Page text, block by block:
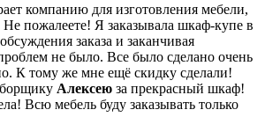
компанию для изготовления мебели,
пожалеете! Я заказывала шкаф-купе в
заказа и заканчивая
не было. Все было сделано очень
К тому же мне ещё скидку сделали!
Алексею за прекрасный шкаф!
Всю мебель буду заказывать только